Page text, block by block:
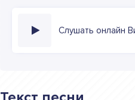
Слушать онлайн